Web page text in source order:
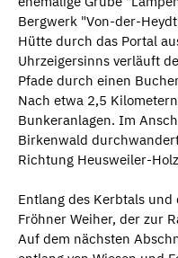
Bergwerk "Von-der-
Hütte durch das Portal
Uhrzeigersinns verläuft
Pfade durch einen
Nach etwa 2,5
Bunkeranlagen. Im
Birkenwald
Richtung Heusweiler-
Entlang des Kerbtals und
Fröhner Weiher, der zur
Auf dem nächsten